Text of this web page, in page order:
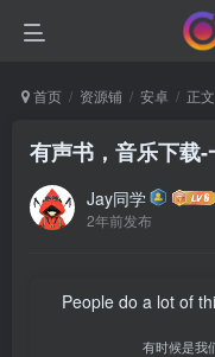
首页 资源铺 安卓 正文
有声书，音乐下载-
Jay同学
2年前发布
People do a lot of
有时候是我